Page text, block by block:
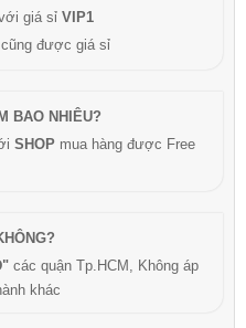
giá sỉ VIP1
được giá sỉ
BAO NHIÊU?
SHOP mua hàng được Free
các quận Tp.HCM, Không áp
khác